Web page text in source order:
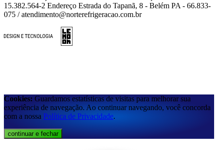
15.382.564-2 Endereço Estrada do Tapanã, 8 - Belém PA - 66.833-
075 / atendimento@norterefrigeracao.com.br
Cookies: Guardamos estatísticas de visitas para melhorar sua
experiência de navegação. Ao continuar navegando, você concorda
com a nossa Política de Privacidade.
continuar e fechar